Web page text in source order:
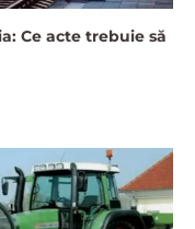
Ce acte trebuie să